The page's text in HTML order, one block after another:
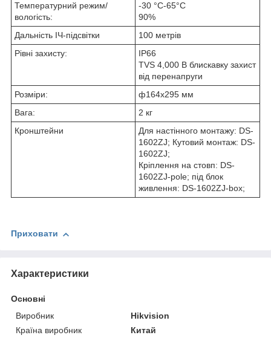
Температурний режим/
вологість:
-30 °C-65°C
90%
Дальність ІЧ-підсвітки
100 метрів
Рівні захисту:
IP66
TVS 4,000 В блискавку захист
від перенапруги
Розміри:
ф164х295 мм
Вага:
2 кг
Кронштейни
Для настінного монтажу: DS-
1602ZJ; Кутовий монтаж: DS-
1602ZJ;
Кріплення на стовп: DS-
1602ZJ-pole; під блок
живлення: DS-1602ZJ-box;
Приховати
Характеристики
Основні
Виробник
Hikvision
Країна виробник
Китай